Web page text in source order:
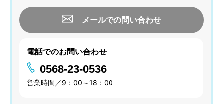
メールでの問い合わせ
電話でのお問い合わせ
0568-23-0536
営業時間／9：00～18：00